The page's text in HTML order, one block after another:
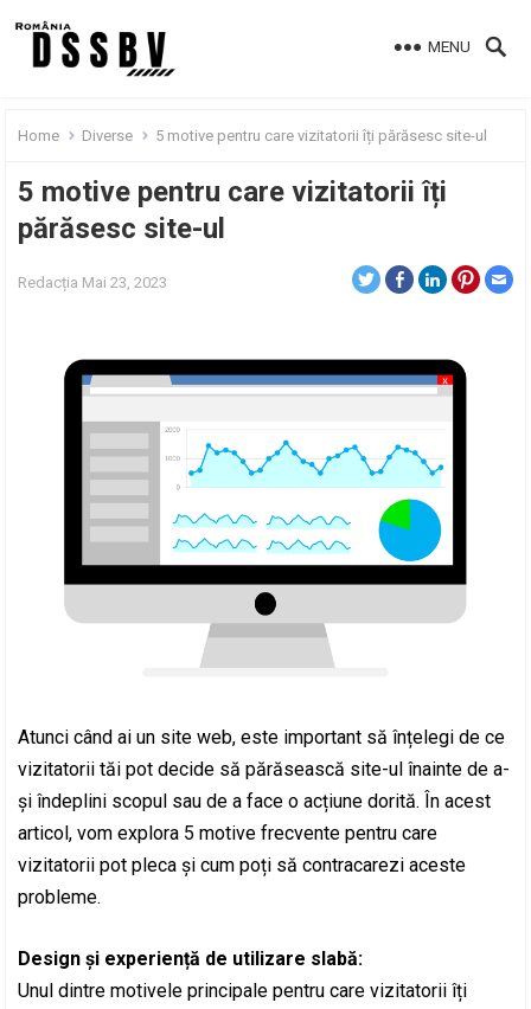
MENU
Home Diverse 5 motive pentru care vizitatorii îți părăsesc site-ul
5 motive pentru care vizitatorii îți
părăsesc site-ul
Redacția Mai 23, 2023
Atunci când ai un site web, este important să înțelegi de ce
vizitatorii tăi pot decide să părăsească site-ul înainte de a-
și îndeplini scopul sau de a face o acțiune dorită. În acest
articol, vom explora 5 motive frecvente pentru care
vizitatorii pot pleca și cum poți să contracarezi aceste
probleme.
Design și experiență de utilizare slabă:
Unul dintre motivele principale pentru care vizitatorii îți